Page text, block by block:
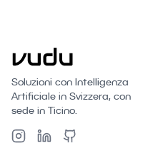
Soluzioni con Intelligenza
Artificiale in Svizzera, con
sede in Ticino.